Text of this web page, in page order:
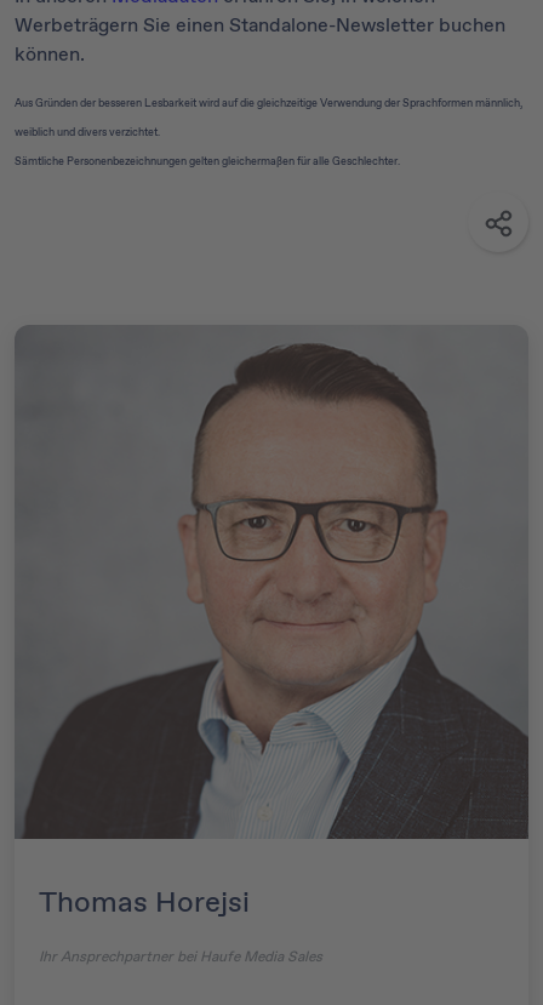
Werbeträgern Sie einen Standalone-Newsletter buchen
können.
Aus Gründen der besseren Lesbarkeit wird auf die gleichzeitige Verwendung der Sprachformen männlich,
weiblich und divers verzichtet.
Sämtliche Personenbezeichnungen gelten gleichermaßen für alle Geschlechter.
Thomas Horejsi
Ihr Ansprechpartner bei Haufe Media Sales